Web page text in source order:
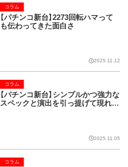
【パチンコ新台】2273回転ハマって
も伝わってきた面白さ
コラム
2025.11.12
【パチンコ新台】シンプルかつ強力な
スペックと演出を引っ提げて現れ
コラム
2025.11.05
コラム